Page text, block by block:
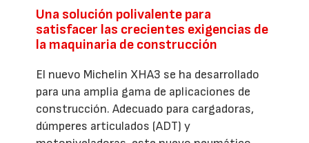
Una solución polivalente para
satisfacer las crecientes exigencias de
la maquinaria de construcción
El nuevo Michelin XHA3 se ha desarrollado
para una amplia gama de aplicaciones de
construcción. Adecuado para cargadoras,
dúmperes articulados (ADT) y